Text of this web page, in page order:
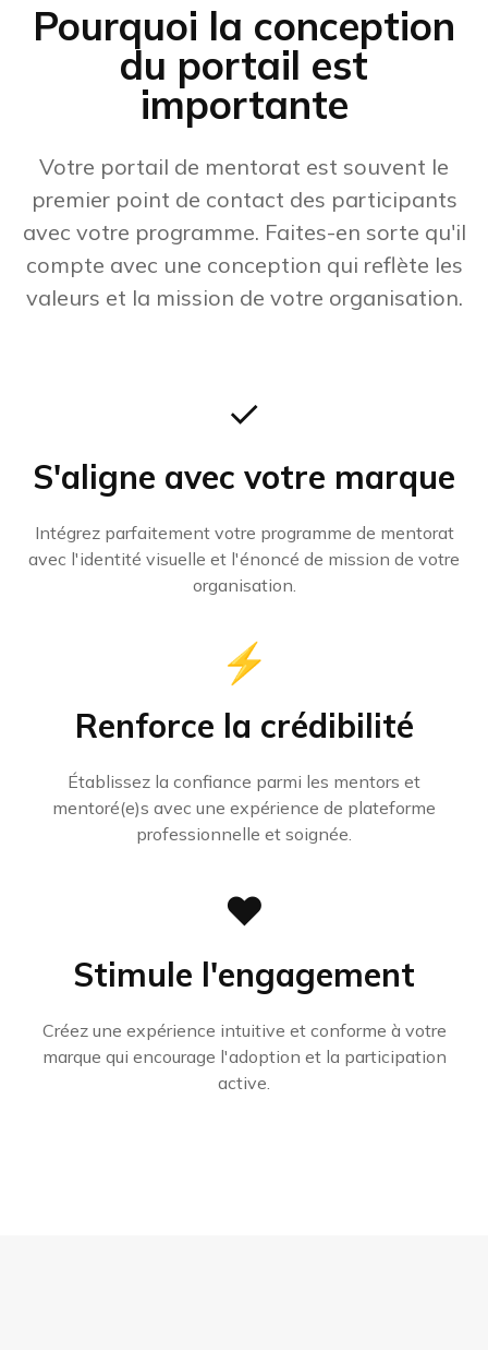
Pourquoi la conception
du portail est
importante
Votre portail de mentorat est souvent le
premier point de contact des participants
avec votre programme. Faites-en sorte qu'il
compte avec une conception qui reflète les
valeurs et la mission de votre organisation.
✓
S'aligne avec votre marque
Intégrez parfaitement votre programme de mentorat
avec l'identité visuelle et l'énoncé de mission de votre
organisation.
⚡
Renforce la crédibilité
Établissez la confiance parmi les mentors et
mentoré(e)s avec une expérience de plateforme
professionnelle et soignée.
❤️
Stimule l'engagement
Créez une expérience intuitive et conforme à votre
marque qui encourage l'adoption et la participation
active.